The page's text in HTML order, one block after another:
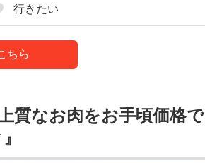
行きたい
ちら
質なお肉をお手頃価格で